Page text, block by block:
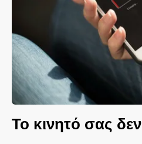
Το κινητό σας δεν